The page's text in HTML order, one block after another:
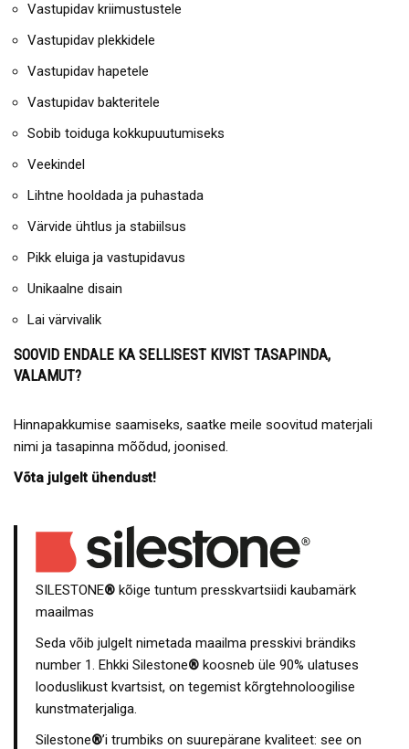
Vastupidav kriimustustele
Vastupidav plekkidele
Vastupidav hapetele
Vastupidav bakteritele
Sobib toiduga kokkupuutumiseks
Veekindel
Lihtne hooldada ja puhastada
Värvide ühtlus ja stabiilsus
Pikk eluiga ja vastupidavus
Unikaalne disain
Lai värvivalik
SOOVID ENDALE KA SELLISEST KIVIST TASAPINDA,
VALAMUT?
Hinnapakkumise saamiseks, saatke meile soovitud materjali
nimi ja tasapinna mõõdud, joonised.
Võta julgelt ühendust!
SILESTONE® kõige tuntum presskvartsiidi kaubamärk
maailmas
Seda võib julgelt nimetada maailma presskivi brändiks
number 1. Ehkki Silestone® koosneb üle 90% ulatuses
looduslikust kvartsist, on tegemist kõrgtehnoloogilise
kunstmaterjaliga.
Silestone®’i trumbiks on suurepärane kvaliteet: see on